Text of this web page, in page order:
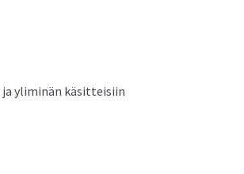
ylim­inän käsitteisiin